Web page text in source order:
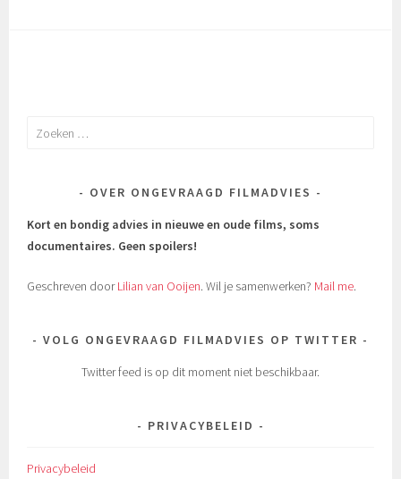
Zoeken
OVER ONGEVRAAGD FILMADVIES
Kort en bondig advies in nieuwe en oude films, soms
documentaires. Geen spoilers!
Geschreven doorLilian van Ooijen. Wil je samenwerken? Mail me.
VOLG ONGEVRAAGD FILMADVIES OP TWITTER
Twitter feed is op dit moment niet beschikbaar.
PRIVACYBELEID
Privacybeleid